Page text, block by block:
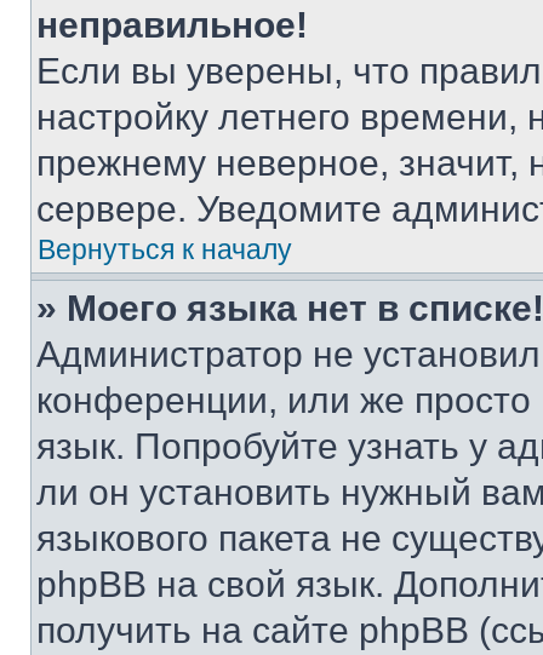
неправильное!
Если вы уверены, что
настройку летнего
прежнему неверное, значит,
сервере. Уведомите
Вернуться к началу
» Моего языка нет в списке!
Администратор не
конференции, или же
язык. Попробуйте узнать у
ли он установить нужный
языкового пакета не
phpBB на свой язык.
получить на сайте phpBB